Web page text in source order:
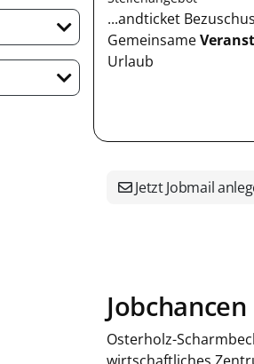
...andticket
Gemeinsame
Urlaub
Jetzt Jobmail
Osterholz-